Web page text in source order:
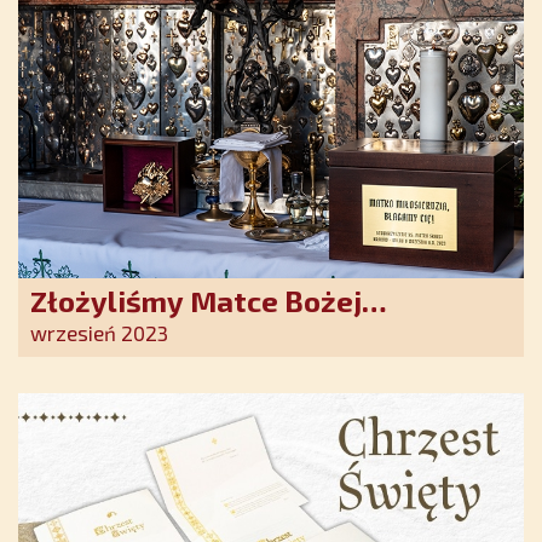
Złożyliśmy Matce Bożej
Ostrobramskiej pozłacane wotum
wrzesień 2023